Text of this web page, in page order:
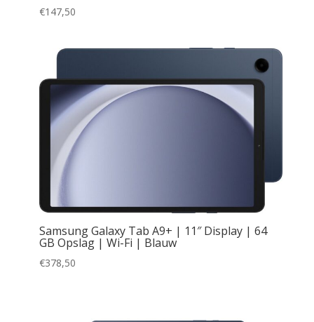
€147,50
Samsung Galaxy Tab A9+ | 11″ Display | 64
GB Opslag | Wi-Fi | Blauw
€378,50